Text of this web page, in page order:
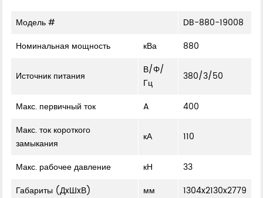
Модель #
DB-880-19008
Номинальная мощность
кВа 880
Источник питания
В/Φ/
Гц
380/3/50
Макс. первичный ток A
400
Макс. ток короткого
замыкания
кА 110
Макс. рабочее давление кН
33
Габариты (ДxШxВ)
мм 1304x2130x2779